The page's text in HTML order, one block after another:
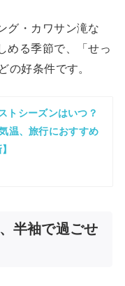
グ・カワサン滝な
める季節で、「せっ
の好条件です。
トシーズンはいつ？
温、旅行におすすめ
半袖で過ごせ